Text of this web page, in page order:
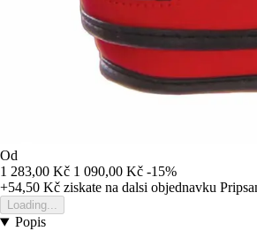
Od
1 283,00 Kč 1 090,00 Kč -15%
+54,50 Kč ziskate na dalsi objednavku
Loading...
Popis